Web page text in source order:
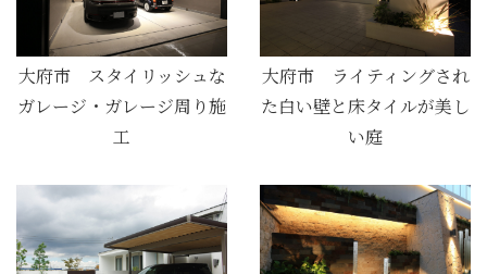
大府市 スタイリッシュな
ガレージ・ガレージ周り施
工
大府市 ライティングされ
た白い壁と床タイルが美し
い庭